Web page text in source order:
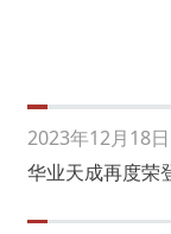
2023年12月18日
华业天成再度荣